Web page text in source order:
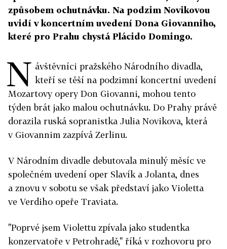
způsobem ochutnávku. Na podzim Novikovou
uvidí v koncertním uvedení Dona Giovanniho,
které pro Prahu chystá Plácido Domingo.
N ávštěvníci pražského Národního divadla,
kteří se těší na podzimní koncertní uvedení
Mozartovy opery Don Giovanni, mohou tento
týden brát jako malou ochutnávku. Do Prahy právě
dorazila ruská sopranistka Julia Novikova, která
v Giovannim zazpívá Zerlinu.
V Národním divadle debutovala minulý měsíc ve
společném uvedení oper Slavík a Jolanta, dnes
a znovu v sobotu se však představí jako Violetta
ve Verdiho opeře Traviata.
"Poprvé jsem Violettu zpívala jako studentka
konzervatoře v Petrohradě," říká v rozhovoru pro